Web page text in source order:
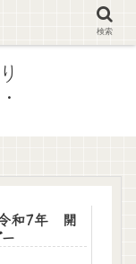
和7年 開
検索